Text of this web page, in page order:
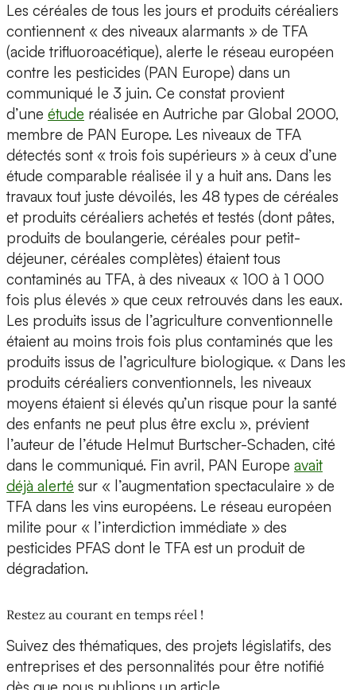
Les céréales de tous les jours et produits céréaliers
contiennent « des niveaux alarmants » de TFA
(acide trifluoroacétique), alerte le réseau européen
contre les pesticides (PAN Europe) dans un
communiqué le 3 juin. Ce constat provient
d’une étude réalisée en Autriche par Global 2000,
membre de PAN Europe. Les niveaux de TFA
détectés sont « trois fois supérieurs » à ceux d’une
étude comparable réalisée il y a huit ans. Dans les
travaux tout juste dévoilés, les 48 types de céréales
et produits céréaliers achetés et testés (dont pâtes,
produits de boulangerie, céréales pour petit-
déjeuner, céréales complètes) étaient tous
contaminés au TFA, à des niveaux « 100 à 1 000
fois plus élevés » que ceux retrouvés dans les eaux.
Les produits issus de l’agriculture conventionnelle
étaient au moins trois fois plus contaminés que les
produits issus de l’agriculture biologique. « Dans les
produits céréaliers conventionnels, les niveaux
moyens étaient si élevés qu’un risque pour la santé
des enfants ne peut plus être exclu », prévient
l’auteur de l’étude Helmut Burtscher-Schaden, cité
dans le communiqué. Fin avril, PAN Europe avait
déjà alerté sur « l’augmentation spectaculaire » de
TFA dans les vins européens. Le réseau européen
milite pour « l’interdiction immédiate » des
pesticides PFAS dont le TFA est un produit de
dégradation.
Restez au courant en temps réel !
Suivez des thématiques, des projets législatifs, des
entreprises et des personnalités pour être notifié